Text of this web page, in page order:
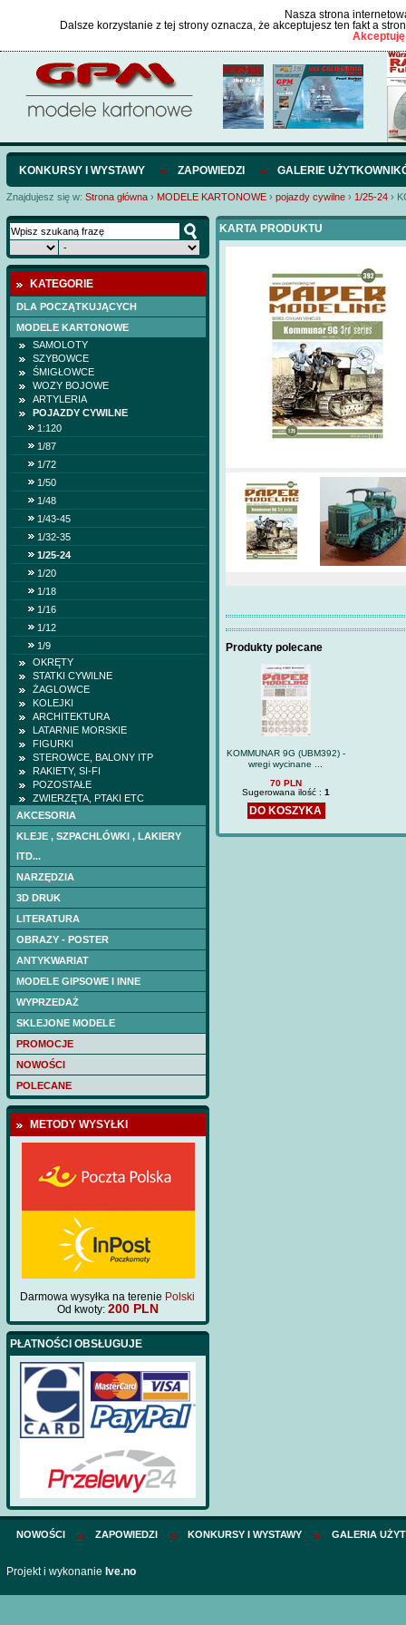
Nasza strona
Dalsze korzystanie z tej strony oznacza, że akceptujesz ten fakt a
KONKURSY I WYSTAWY ZAPOWIEDZI GALERIE
Znajdujesz się w: Strona główna › MODELE KARTONOWE › pojazdy cywilne › 1/25-24 ›
KATEGORIE
DLA POCZĄTKUJĄCYCH
MODELE KARTONOWE
SAMOLOTY
SZYBOWCE
ŚMIGŁOWCE
WOZY BOJOWE
ARTYLERIA
POJAZDY CYWILNE
1:120
1/87
1/72
1/50
1/48
1/43-45
1/32-35
1/25-24
1/20
1/18
1/16
1/12
1/9
OKRĘTY
STATKI CYWILNE
ŻAGLOWCE
KOLEJKI
ARCHITEKTURA
LATARNIE MORSKIE
FIGURKI
STEROWCE, BALONY ITP
RAKIETY, SI-FI
POZOSTAŁE
ZWIERZĘTA, PTAKI ETC
AKCESORIA
KLEJE , SZPACHLÓWKI , LAKIERY
ITD...
NARZĘDZIA
3D DRUK
LITERATURA
OBRAZY - POSTER
ANTYKWARIAT
MODELE GIPSOWE I INNE
WYPRZEDAŻ
SKLEJONE MODELE
PROMOCJE
NOWOŚCI
POLECANE
METODY WYSYŁKI
Darmowa wysyłka na terenie Polski
Od kwoty: 200 PLN
PŁATNOŚCI OBSŁUGUJE
KARTA PRODUKTU
Produkty polecane
KOMMUNAR 9G (UBM392) -
wregi wycinane ...
70 PLN
Sugerowana ilość : 1
DO KOSZYKA
NOWOŚCI ZAPOWIEDZI KONKURSY I WYSTAWY GALERIA
Projekt i wykonanie Ive.no